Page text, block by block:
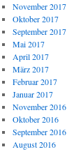
November 2017
Oktober 2017
September 2017
Mai 2017
April 2017
März 2017
Februar 2017
Januar 2017
November 2016
Oktober 2016
September 2016
August 2016